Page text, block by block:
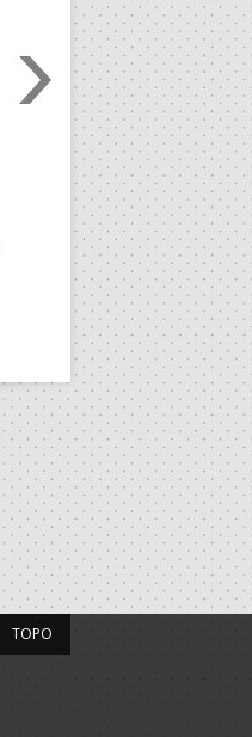
05.08.2026
IHF W18 WORLD
JOÃO VAREJÃO
CURSO
TREINADORES NA
Treinador português João
integrado na EHF Experts
preletores convidados pela
de Andebol, em Pitești,
de 400 treinadores.
TOPO